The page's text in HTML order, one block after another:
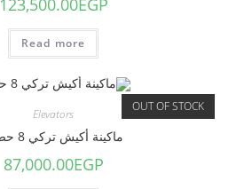
123,500.00EGP
Read more
OUT OF STOCK
Elevators
ماكينة أكيش تركي 8 حصان
87,000.00EGP